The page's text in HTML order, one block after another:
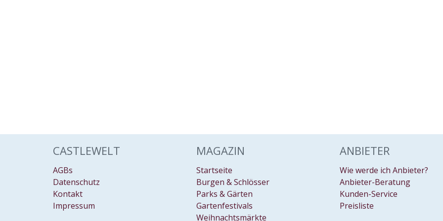
CASTLEWELT
AGBs
Datenschutz
Kontakt
Impressum
MAGAZIN
Startseite
Burgen & Schlösser
Parks & Gärten
Gartenfestivals
Weihnachtsmärkte
ANBIETER
Wie werde ich Anbieter?
Anbieter-Beratung
Kunden-Service
Preisliste